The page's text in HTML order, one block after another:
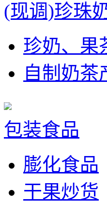
(现调)珍珠
珍奶、果
自制奶茶
包装食品
膨化食品
干果炒货